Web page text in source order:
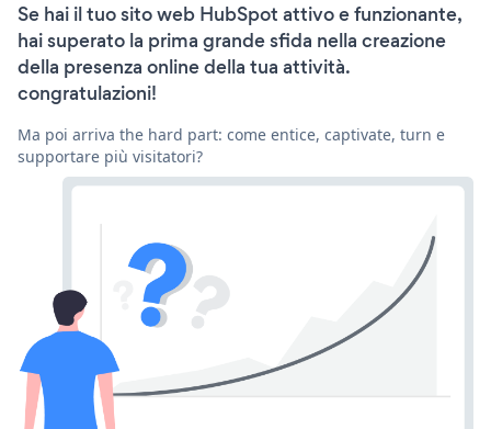
Se hai il tuo sito web HubSpot attivo e funzionante,
hai superato la prima grande sfida nella creazione
della presenza online della tua attività.
congratulazioni!
Ma poi arriva the hard part: come entice, captivate, turn e
supportare più visitatori?